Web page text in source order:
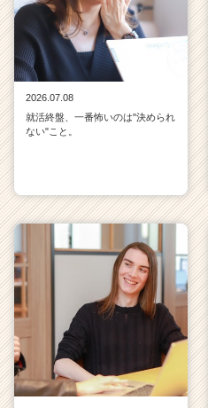
2026.07.08
就活終盤、一番怖いのは"決められ
ない"こと。